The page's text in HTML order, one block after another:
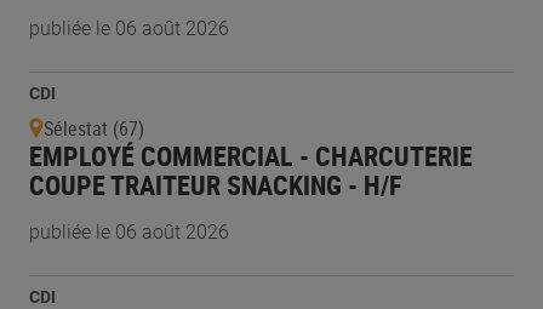
publiée le 06 août 2026
CDI
Sélestat (67)
EMPLOYÉ COMMERCIAL - CHARCUTERIE
COUPE TRAITEUR SNACKING - H/F
publiée le 06 août 2026
CDI